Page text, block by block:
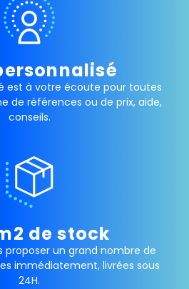
est à votre écoute pour toutes
de références ou de prix, aide,
conseils.
de stock
un grand nombre de
immédiatement, livrées sous
24H.